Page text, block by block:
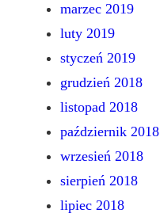
marzec 2019
luty 2019
styczeń 2019
grudzień 2018
listopad 2018
październik 2018
wrzesień 2018
sierpień 2018
lipiec 2018